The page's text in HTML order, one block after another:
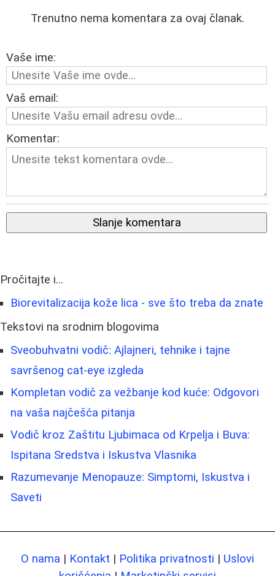
Trenutno nema komentara za ovaj članak.
Vaše ime:
Vaš email:
Komentar:
Slanje komentara
Pročitajte i...
Biorevitalizacija kože lica - sve što treba da znate
Tekstovi na srodnim blogovima
Sveobuhvatni vodič: Ajlajneri, tehnike i tajne
savršenog cat-eye izgleda
Kompletan vodič za vežbanje kod kuće: Odgovori
na vaša najčešća pitanja
Vodič kroz Zaštitu Ljubimaca od Krpelja i Buva:
Ispitana Sredstva i Iskustva Vlasnika
Razumevanje Menopauze: Simptomi, Iskustva i
Saveti
O nama | Kontakt | Politika privatnosti | Uslovi